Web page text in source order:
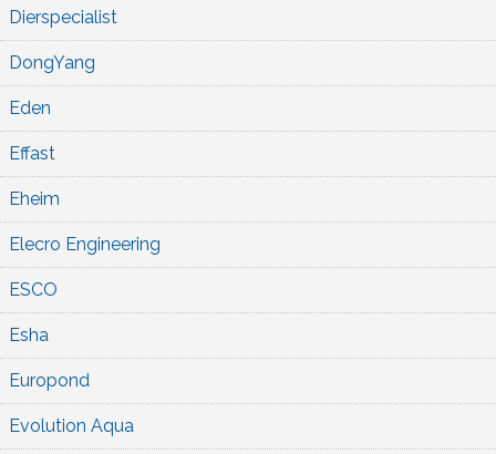
Dierspecialist
DongYang
Eden
Effast
Eheim
Elecro Engineering
ESCO
Esha
Europond
Evolution Aqua